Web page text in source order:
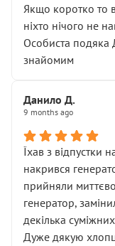
Якщо коротко то
ніхто нічого не
Особиста подяка
знайомим
Данило Д.
9 months ago
Їхав з відпустки
накрився
прийняли
генератор,
декілька
Дуже дякую